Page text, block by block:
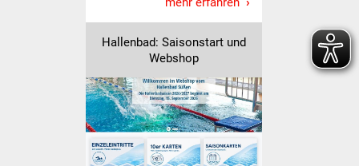
Beirat Süßener Vereine
Sportanlagen
Tourismus
Erlebnisregion
Schwäbischer Albtrauf
Hallenbad: Saisonstart und
Webshop